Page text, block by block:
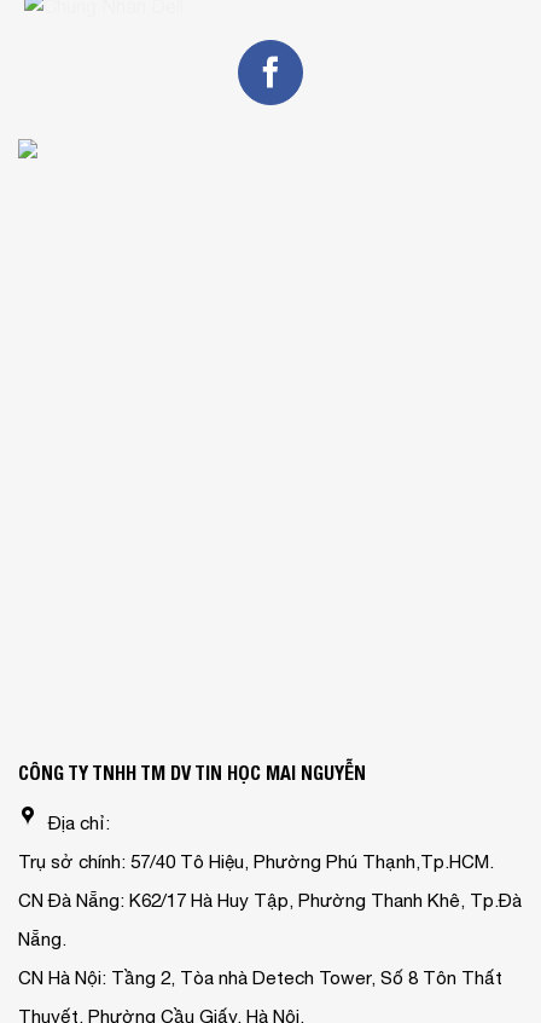
CÔNG TY TNHH TM DV TIN HỌC MAI NGUYỄN
Địa chỉ:
Trụ sở chính: 57/40 Tô Hiệu, Phường Phú Thạnh,Tp.HCM.
CN Đà Nẵng: K62/17 Hà Huy Tập, Phường Thanh Khê, Tp.Đà
Nẵng.
CN Hà Nội: Tầng 2, Tòa nhà Detech Tower, Số 8 Tôn Thất
Thuyết, Phường Cầu Giấy, Hà Nội.